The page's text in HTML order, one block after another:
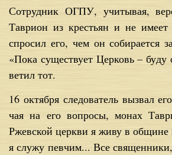
Со­труд­ник ОГПУ, учи­ты­вая,
Та­ври­он из кре­стьян и не име­ет
спро­сил его, чем он со­би­ра­ет­ся
«По­ка су­ще­ству­ет Цер­ковь –
ве­тил тот.
16 ок­тяб­ря сле­до­ва­тель вы­звал
чая на его во­про­сы, мо­нах
Ржев­ской церк­ви я жи­ву в об­щи­не
я слу­жу пев­чим... Все